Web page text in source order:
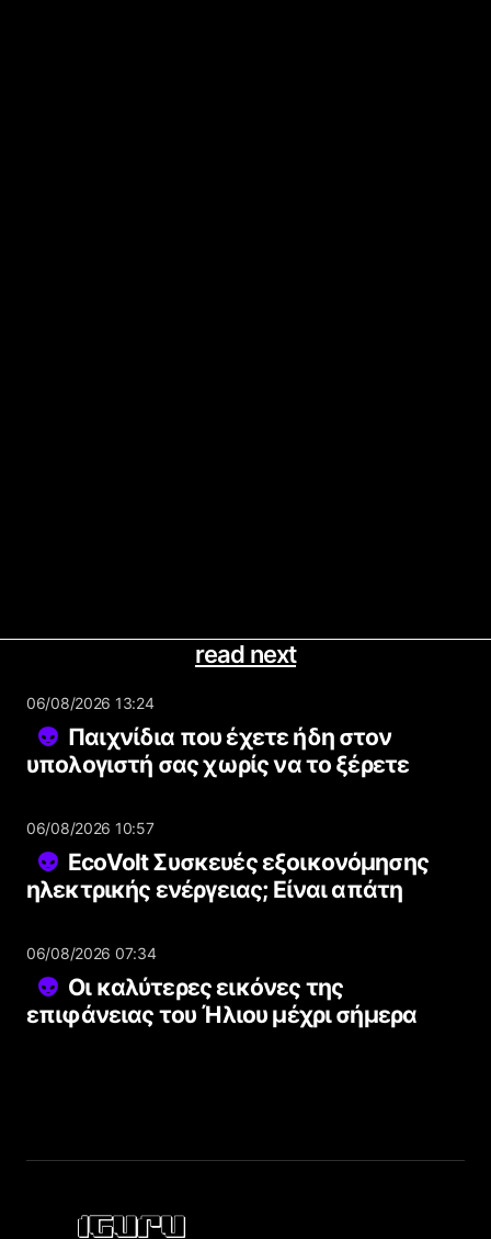
read next
06/08/2026 13:24
Παιχνίδια που έχετε ήδη στον
υπολογιστή σας χωρίς να το ξέρετε
06/08/2026 10:57
EcoVolt Συσκευές εξοικονόμησης
ηλεκτρικής ενέργειας; Είναι απάτη
06/08/2026 07:34
Οι καλύτερες εικόνες της
επιφάνειας του Ήλιου μέχρι σήμερα